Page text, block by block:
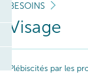
BESOINS
Visage
Plébiscités par les